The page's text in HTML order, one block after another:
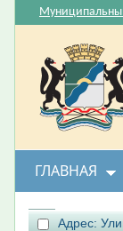
ГЛАВНАЯ
Адрес: